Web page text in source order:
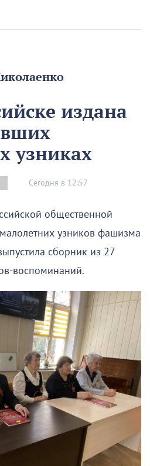
издана
узниках
Сегодня в 12:57
общественной
узников фашизма
сборник из 27
воспоминаний.